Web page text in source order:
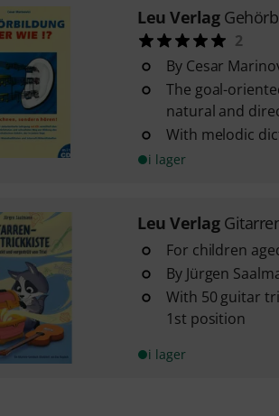
Leu Verlag
2
By Cesar
The goal-
natural and
With melodic
i lager
Leu Verlag
For children
By Jürgen
With 50 guitar
1st position
i lager